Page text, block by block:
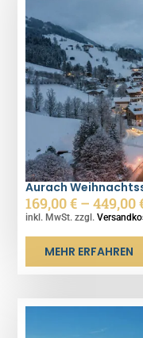
Aurach
169,00€ –449,00
inkl. MwSt. zzgl.
MEHR ERFAHREN